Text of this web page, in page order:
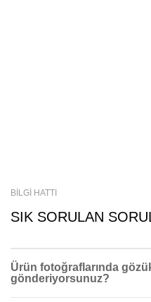
BİLGİ HATTI
SIK SORULAN
Ürün fotoğraflarında
gönderiyorsunuz?